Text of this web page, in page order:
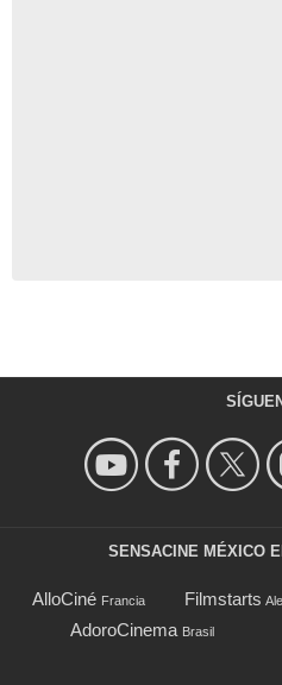
SENSACINE MÉXICO
AlloCiné Francia Filmstarts
AdoroCinema Brasil